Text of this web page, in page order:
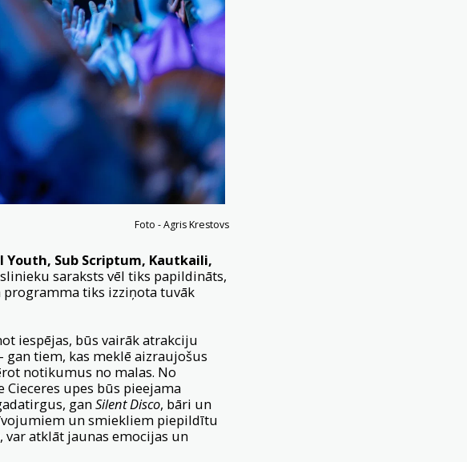
Foto - Agris Krestovs
Youth, Sub Scriptum, Kautkaili,
saraksts vēl tiks papildināts,
tiks izziņota tuvāk
iespējas, būs vairāk atrakciju
gan tiem, kas meklē aizraujošus
notikumus no malas. No
upes būs pieejama
ganSilent Disco, bāri un
un smiekliem piepildītu
var atklāt jaunas emocijas un